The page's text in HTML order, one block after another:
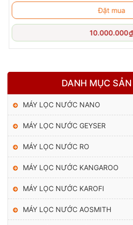
cầu sử dụng cho gia đình đông người.
+ Nhiệt độ nước nóng 80 – 90°C có
nấu mì ăn liền,…
*Nhiệt độ nước thực tế sẽ phụ thuộc
môi trường và thể tích nước lấy ra.
Đặt mua
10.000.000₫
DANH MỤC
MÁY LỌC NƯỚC NANO
MÁY LỌC NƯỚC GEYSER
MÁY LỌC NƯỚC RO
MÁY LỌC NƯỚC KANGAROO
MÁY LỌC NƯỚC KAROFI
MÁY LỌC NƯỚC AOSMITH